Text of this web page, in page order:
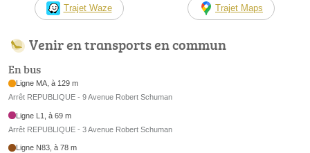
Trajet Waze Trajet Maps
Venir en transports en commun
En bus
Ligne MA, à 129 m
Arrêt REPUBLIQUE - 9 Avenue Robert Schuman
Ligne L1, à 69 m
Arrêt REPUBLIQUE - 3 Avenue Robert Schuman
Ligne N83, à 78 m